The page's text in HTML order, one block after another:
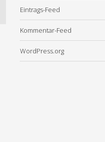
Eintrags-Feed
Kommentar-Feed
WordPress.org